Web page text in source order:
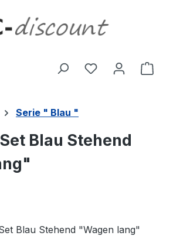
Serie " Blau "
Blau Stehend